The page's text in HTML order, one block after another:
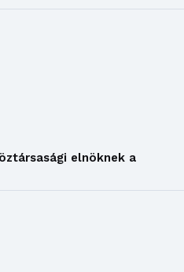
elnöknek a